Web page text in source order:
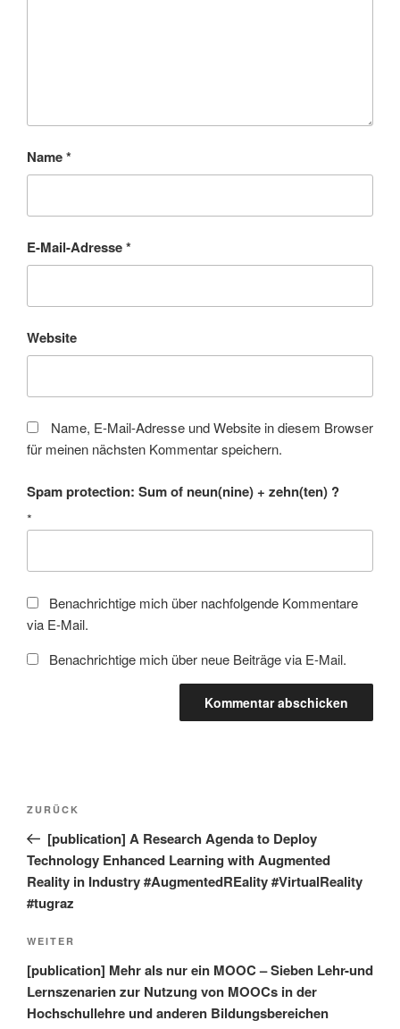
Name*
E-Mail-Adresse*
Website
Name, E-Mail-Adresse und Website in diesem Browser
für meinen nächsten Kommentar speichern.
Spam protection: Sum of neun(nine) + zehn(ten) ?
*
Benachrichtige mich über nachfolgende Kommentare
via E-Mail.
Benachrichtige mich über neue Beiträge via E-Mail.
Beitragsnavigation
Vorheriger
Beitrag
ZURÜCK
[publication] A Research Agenda to Deploy
Technology Enhanced Learning with Augmented
Reality in Industry #AugmentedREality #VirtualReality
#tugraz
Nächster
Beitrag
WEITER
[publication] Mehr als nur ein MOOC – Sieben Lehr-und
Lernszenarien zur Nutzung von MOOCs in der
Hochschullehre und anderen Bildungsbereichen